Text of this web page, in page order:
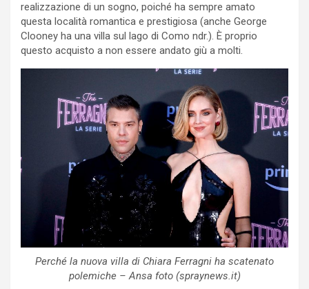
realizzazione di un sogno, poiché ha sempre amato
questa località romantica e prestigiosa (anche George
Clooney ha una villa sul lago di Como ndr.). È proprio
questo acquisto a non essere andato giù a molti.
Perché la nuova villa di Chiara Ferragni ha scatenato
polemiche – Ansa foto (spraynews.it)